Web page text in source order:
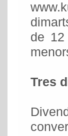
de
Tres